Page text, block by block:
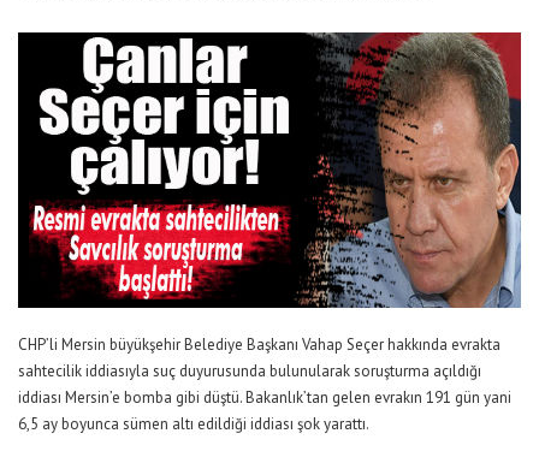
CHP’li Mersin büyükşehir Belediye Başkanı Vahap Seçer hakkında evrakta
sahtecilik iddiasıyla suç duyurusunda bulunularak soruşturma açıldığı
iddiası Mersin’e bomba gibi düştü. Bakanlık’tan gelen evrakın 191 gün yani
6,5 ay boyunca sümen altı edildiği iddiası şok yarattı.